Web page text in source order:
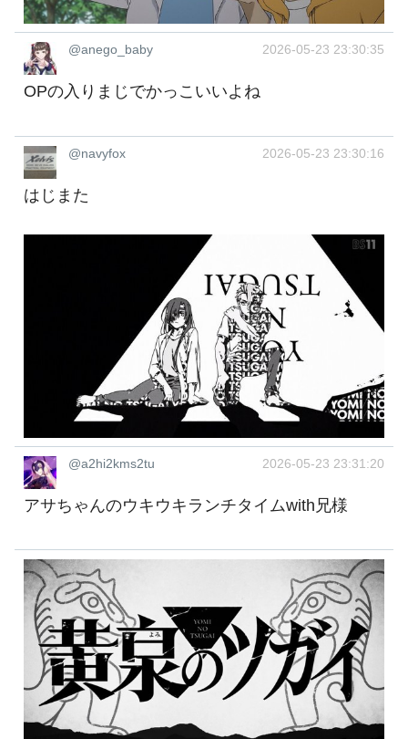
@anego_baby 2026-05-23 23:30:35
OPの入りまじでかっこいいよね
@navyfox 2026-05-23 23:30:16
はじまた
@a2hi2kms2tu 2026-05-23 23:31:20
アサちゃんのウキウキランチタイムwith兄様